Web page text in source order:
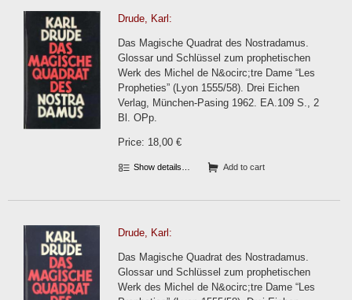
Drude, Karl:
Das Magische Quadrat des Nostradamus.
Glossar und Schlüssel zum prophetischen
Werk des Michel de N&ocirc;tre Dame “Les
Propheties” (Lyon 1555/58). Drei Eichen
Verlag, München-Pasing 1962. EA.109 S., 2
Bl. OPp.
Price: 18,00 €
Show details… Add to cart
Drude, Karl:
Das Magische Quadrat des Nostradamus.
Glossar und Schlüssel zum prophetischen
Werk des Michel de N&ocirc;tre Dame “Les